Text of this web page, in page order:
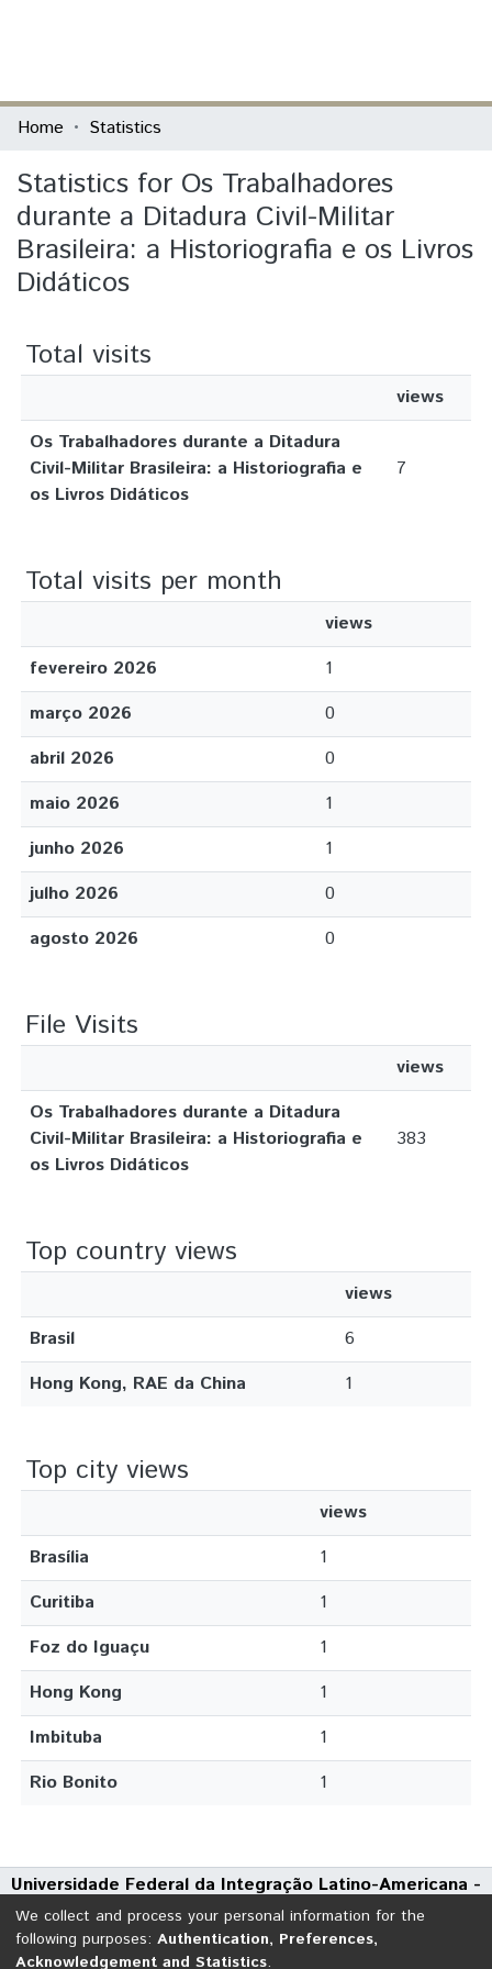
Communities & Collections
All of DSpace
Home Statistics
Statistics for Os Trabalhadores
durante a Ditadura Civil-Militar
Brasileira: a Historiografia e os Livros
Didáticos
Total visits
views
Os Trabalhadores durante a Ditadura
Civil-Militar Brasileira: a Historiografia e
os Livros Didáticos
7
Total visits per month
views
fevereiro 2026
1
março 2026
0
abril 2026
0
maio 2026
1
junho 2026
1
julho 2026
0
agosto 2026
0
File Visits
views
Os Trabalhadores durante a Ditadura
Civil-Militar Brasileira: a Historiografia e
os Livros Didáticos
383
Top country views
views
Brasil
6
Hong Kong, RAE da China
1
Top city views
views
Brasília
1
Curitiba
1
Foz do Iguaçu
1
Hong Kong
1
Imbituba
1
Rio Bonito
1
Universidade Federal da Integração Latino-Americana -
UNILA
Avenida Tarquínio Joslin dos Santos, 1000 - Polo Universitário
We collect and process your personal information for the
following purposes: Authentication, Preferences,
Acknowledgement and Statistics.